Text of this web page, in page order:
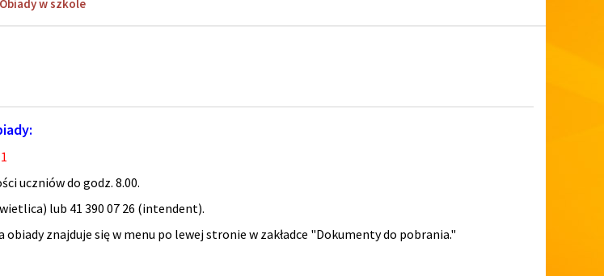
Obiady w szkole
uczniów do godz. 8.00.
lub 41 390 07 26 (intendent).
obiady znajduje się w menu po lewej stronie w zakładce "Dokumenty do pobrania."